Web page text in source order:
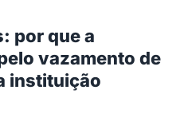
por que a
vazamento de
instituição